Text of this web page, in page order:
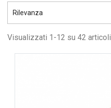
Rilevanza
Visualizzati 1-12 su 42 articoli